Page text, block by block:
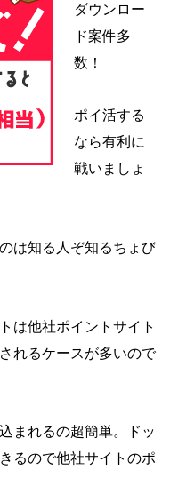
ダウンロー
ド案件多
数！
ポイ活する
なら有利に
戦いましょ
は知る人ぞ知るちょび
は他社ポイントサイト
れるケースが多いので
まれるの超簡単。ドッ
るので他社サイトのポ